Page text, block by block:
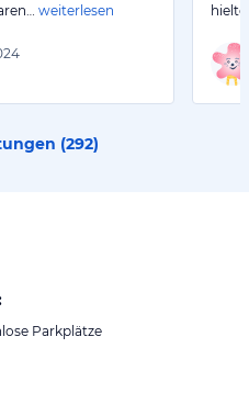
weiterlesen
(292)
Parkplätze